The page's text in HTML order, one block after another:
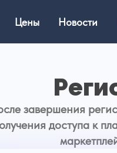
Цены
После
получения